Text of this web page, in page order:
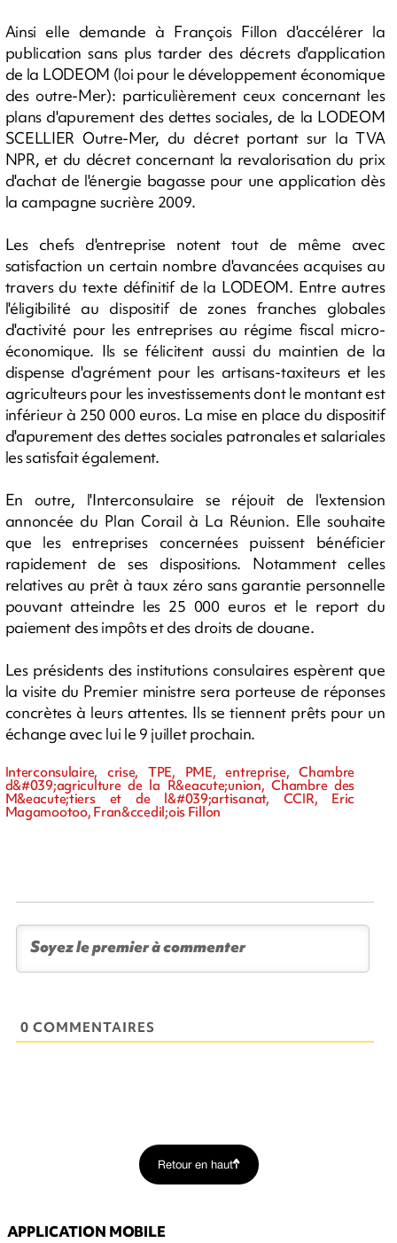
Ainsi elle demande à François Fillon d'accélérer la
publication sans plus tarder des décrets d'application
de la LODEOM (loi pour le développement économique
des outre-Mer): particulièrement ceux concernant les
plans d'apurement des dettes sociales, de la LODEOM
SCELLIER Outre-Mer, du décret portant sur la TVA
NPR, et du décret concernant la revalorisation du prix
d'achat de l'énergie bagasse pour une application dès
la campagne sucrière 2009.
Les chefs d'entreprise notent tout de même avec
satisfaction un certain nombre d'avancées acquises au
travers du texte définitif de la LODEOM. Entre autres
l'éligibilité au dispositif de zones franches globales
d'activité pour les entreprises au régime fiscal micro-
économique. Ils se félicitent aussi du maintien de la
dispense d'agrément pour les artisans-taxiteurs et les
agriculteurs pour les investissements dont le montant est
inférieur à 250 000 euros. La mise en place du dispositif
d'apurement des dettes sociales patronales et salariales
les satisfait également.
En outre, l'Interconsulaire se réjouit de l'extension
annoncée du Plan Corail à La Réunion. Elle souhaite
que les entreprises concernées puissent bénéficier
rapidement de ses dispositions. Notamment celles
relatives au prêt à taux zéro sans garantie personnelle
pouvant atteindre les 25 000 euros et le report du
paiement des impôts et des droits de douane.
Les présidents des institutions consulaires espèrent que
la visite du Premier ministre sera porteuse de réponses
concrètes à leurs attentes. Ils se tiennent prêts pour un
échange avec lui le 9 juillet prochain.
Interconsulaire, crise, TPE, PME, entreprise, Chambre
d&#039;agriculture de la R&eacute;union, Chambre des
M&eacute;tiers et de l&#039;artisanat, CCIR, Eric
Magamootoo, Fran&ccedil;ois Fillon
0 COMMENTAIRES
Retour en haut
APPLICATION MOBILE